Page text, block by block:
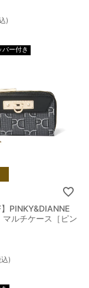
パー付き
】PINKY&DIANNE
マルチケース［ピン